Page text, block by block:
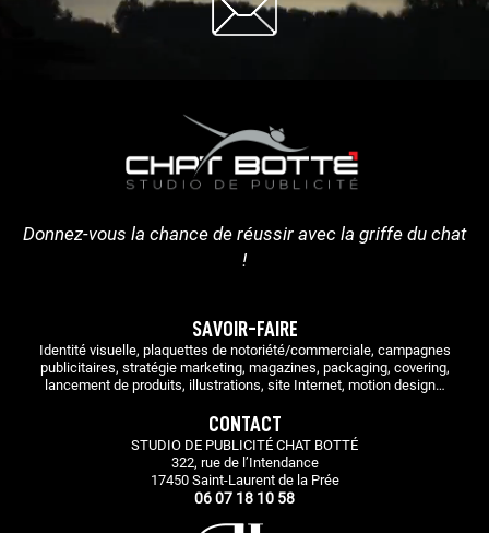
Donnez-vous la chance de réussir avec la griffe du chat
!
SAVOIR-FAIRE
Identité visuelle, plaquettes de notoriété/commerciale, campagnes
publicitaires, stratégie marketing, magazines, packaging, covering,
lancement de produits, illustrations, site Internet, motion design…
CONTACT
STUDIO DE PUBLICITÉ CHAT BOTTÉ
322, rue de l’Intendance
17450 Saint-Laurent de la Prée
06 07 18 10 58